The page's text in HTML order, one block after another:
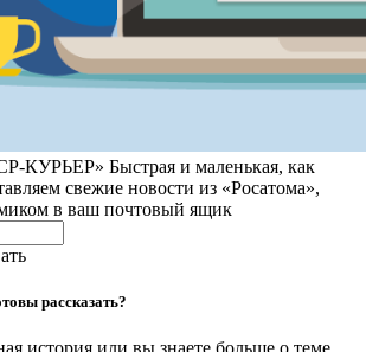
КУРЬЕР» Быстрая и маленькая, как
свежие новости из «Росатома»,
в ваш почтовый ящик
рассказать?